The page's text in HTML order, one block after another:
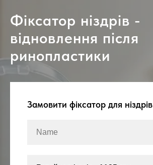
Фіксатор ніздрів -
відновлення після
ринопластики
Замовити фіксатор для ніздрів